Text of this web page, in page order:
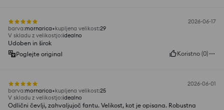
2026-06-17
barva:mornarica kupljena velikost:29
V skladu z velikostjo:idealno
Udoben in širok
Poglejte original
Koristno (0)
2026-06-01
barva:mornarica kupljena velikost:25
V skladu z velikostjo:idealno
Odlični čevlji, zahvaljujoč fantu. Velikost, kot je opisana. Robustna